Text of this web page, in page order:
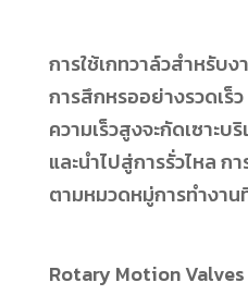
การใช้เกทวาล์วสำหรับ
การสึกหรออย่างรวดเร็
ความเร็วสูงจะกัดเซาะ
และนำไปสู่การรั่วไหล ก
ตามหมวดหมู่การทำงา
Rotary Motion